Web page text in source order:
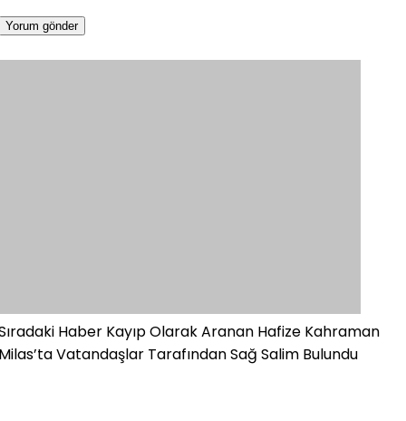
Haber Kayıp Olarak Aranan Hafize Kahraman
Vatandaşlar Tarafından Sağ Salim Bulundu